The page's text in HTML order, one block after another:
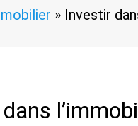
» Investir